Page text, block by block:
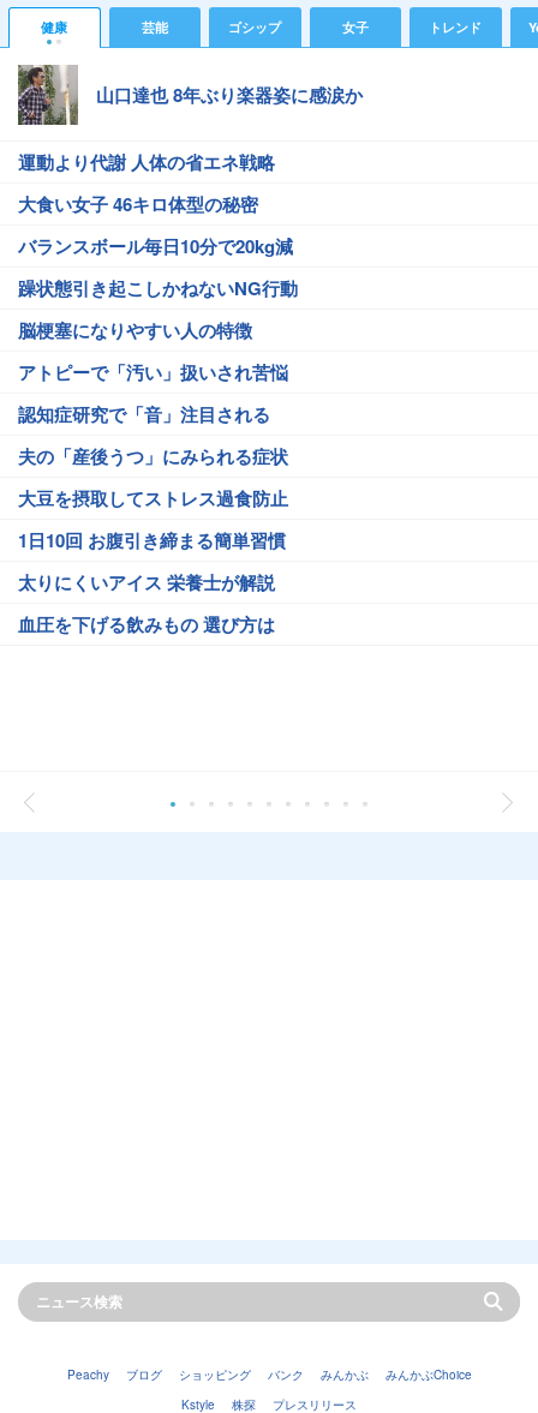
健康 芸能 ゴシップ 女子 トレンド
山口達也 8年ぶり楽器姿に感涙か
運動より代謝 人体の省エネ戦略
大食い女子 46キロ体型の秘密
バランスボール毎日10分で20kg減
躁状態引き起こしかねないNG行動
脳梗塞になりやすい人の特徴
アトピーで「汚い」扱いされ苦悩
認知症研究で「音」注目される
夫の「産後うつ」にみられる症状
大豆を摂取してストレス過食防止
1日10回 お腹引き締まる簡単習慣
太りにくいアイス 栄養士が解説
血圧を下げる飲みもの 選び方は
Peachy ブログ ショッピング バンク みんかぶ
みんかぶChoice
Kstyle
株探 プレスリリース